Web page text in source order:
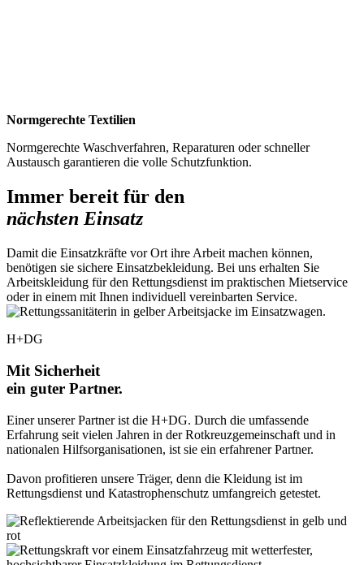
Normgerechte Textilien
Normgerechte Waschverfahren, Reparaturen oder schneller
Austausch garantieren die volle Schutzfunktion.
Immer bereit für den
nächsten Einsatz
Damit die Einsatzkräfte vor Ort ihre Arbeit machen können,
benötigen sie sichere Einsatzbekleidung. Bei uns erhalten Sie
Arbeitskleidung für den Rettungsdienst im praktischen Mietservice
oder in einem mit Ihnen individuell vereinbarten Service.
H+DG
Mit Sicherheit
ein guter Partner.
Einer unserer Partner ist die H+DG. Durch die umfassende
Erfahrung seit vielen Jahren in der Rotkreuzgemeinschaft und in
nationalen Hilfsorganisationen, ist sie ein erfahrener Partner.
Davon profitieren unsere Träger, denn die Kleidung ist im
Rettungsdienst und Katastrophenschutz umfangreich getestet.